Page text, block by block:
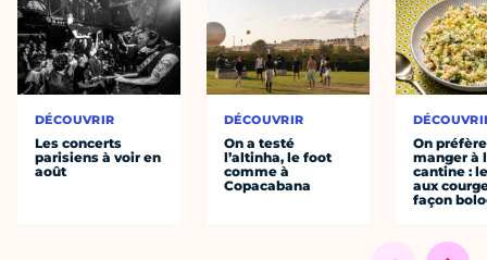
DÉCOUVRIR
Les concerts
parisiens à voir en
août
DÉCOUVRIR
On a testé
l’altinha, le foot
comme à
Copacabana
On préfère
manger à
cantine :
aux
façon